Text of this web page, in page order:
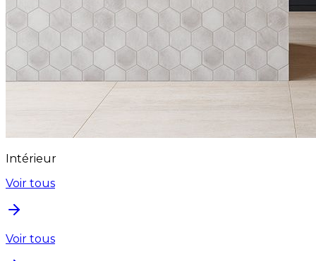
Intérieur
Voir tous
Voir tous